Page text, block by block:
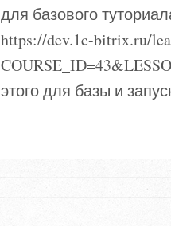
для базового
https://dev.1c-bitrix.ru/
этого для базы и